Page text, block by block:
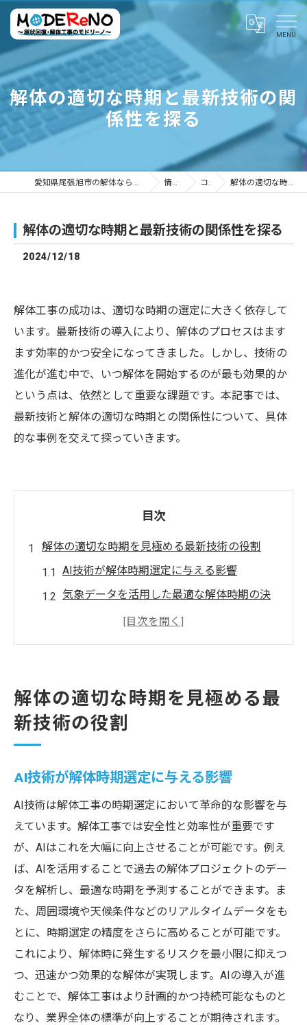
解体の適切な時期と最新技術の関
係性を探る
愛知県尾張旭市の解体ならMODEReNO ～原状回復・解体工事のモドリーノ～ 情報ブログ コラム 解体の適切な時期と最新技術の関係性を探る
解体の適切な時期と最新技術の関係性を探る
2024/12/18
解体工事の成功は、適切な時期の選定に大きく依存して
います。最新技術の導入により、解体のプロセスはます
ます効率的かつ安全になってきました。しかし、技術の
進化が進む中で、いつ解体を開始するのが最も効果的か
という点は、依然として重要な課題です。本記事では、
最新技術と解体の適切な時期との関係性について、具体
的な事例を交えて探っていきます。
目次
解体の適切な時期を見極める最新技術の役割
AI技術が解体時期選定に与える影響
気象データを活用した最適な解体時期の決
IoT技術で解体工期を管理する方法
最新ソフトウェアで解体時期をシミュレー
ション
戦略
リモート操作技術と解体スケジュールの最
適化
ドローンによる現場監視とタイミング調整
センサー技術で解体時期を見極める
進化するAI解析技術がもたらす解体時期の
革新
最新技術が解体時期に与えるコスト削減効
果
解体の効果を最大化する時期選定と技術の融合
解体の適切な時期を見極める最
新技術の役割
AI技術が解体時期選定に与える影響
AI技術は解体工事の時期選定において革命的な影響を与
えています。解体工事では安全性と効率性が重要です
が、AIはこれを大幅に向上させることが可能です。例え
ば、AIを活用することで過去の解体プロジェクトのデー
タを解析し、最適な時期を予測することができます。ま
た、周囲環境や天候条件などのリアルタイムデータをも
とに、時期選定の精度をさらに高めることが可能です。
これにより、解体時に発生するリスクを最小限に抑えつ
つ、迅速かつ効果的な解体が実現します。AIの導入が進
むことで、解体工事はより計画的かつ持続可能なものと
なり、業界全体の標準が向上することが期待されます。